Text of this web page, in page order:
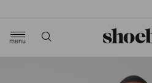
menu